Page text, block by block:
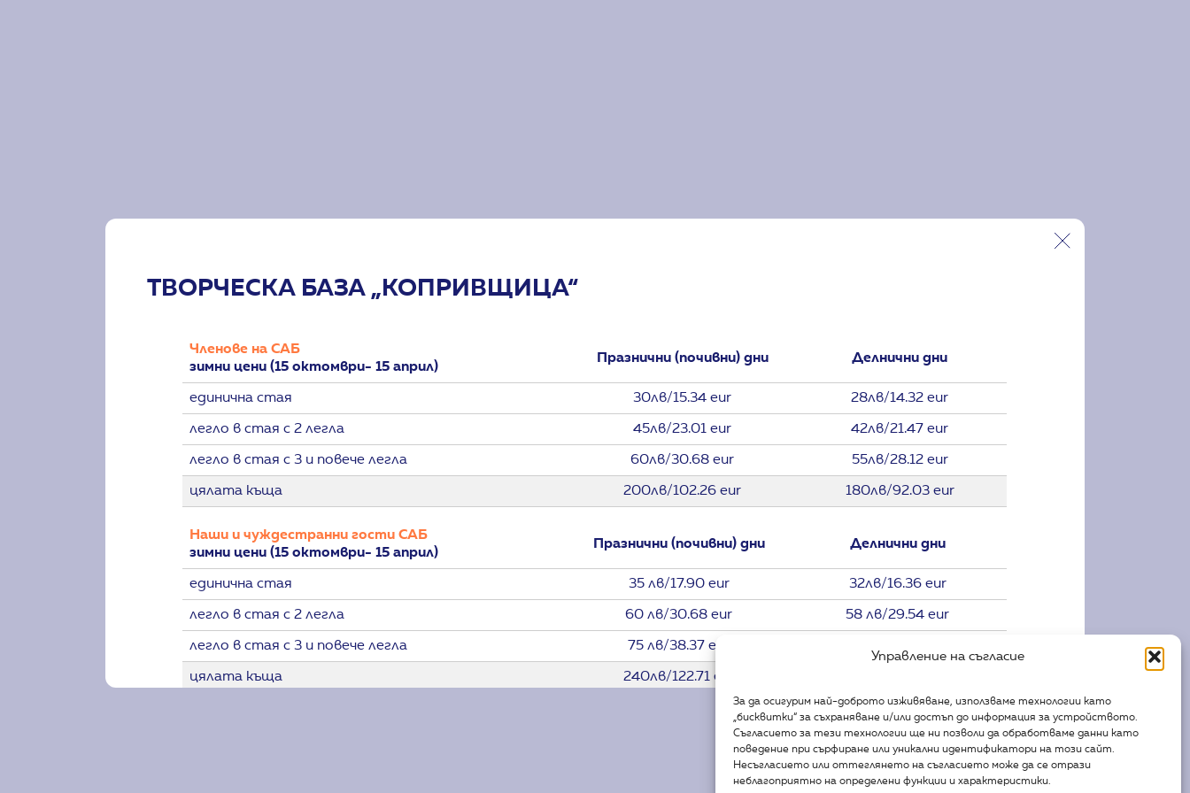
Управление на съгласие
За да осигурим най-доброто изживяване, използваме технологии като
„бисквитки“ за съхраняване и/или достъп до информация за устройството.
Съгласието за тези технологии ще ни позволи да обработваме данни като
поведение при сърфиране или уникални идентификатори на този сайт.
Несъгласието или оттеглянето на съгласието може да се отрази
неблагоприятно на определени функции и характеристики.
ТВОРЧЕСКА БАЗА „КОПРИВЩИЦА“
Членове на САБ
зимни цени (15 октомври- 15 април)
Празнични (почивни) дни Делнични дни
единична стая 30лв/15.34 eur 28лв/14.32 eur
легло в стая с 2 легла 45лв/23.01 eur 42лв/21.47 eur
легло в стая с 3 и повече легла 60лв/30.68 eur 55лв/28.12 eur
цялата къща 200лв/102.26 eur 180лв/92.03 eur
Наши и чуждестранни гости САБ
зимни цени (15 октомври- 15 април)
Празнични (почивни) дни Делнични дни
единична стая 35 лв/17.90 eur 32лв/16.36 eur
легло в стая с 2 легла 60 лв/30.68 eur 58 лв/29.54 eur
легло в стая с 3 и повече легла 75 лв/38.37 eur
цялата къща 240лв/122.71 eur
Празнични (почивни) дни Делнични дни
22лв/11.25 eur